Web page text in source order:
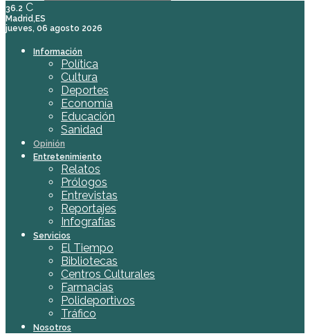
36.2 C
Madrid,ES
jueves, 06 agosto 2026
Información
Política
Cultura
Deportes
Economía
Educación
Sanidad
Opinión
Entretenimiento
Relatos
Prólogos
Entrevistas
Reportajes
Infografías
Servicios
El Tiempo
Bibliotecas
Centros Culturales
Farmacias
Polideportivos
Tráfico
Nosotros